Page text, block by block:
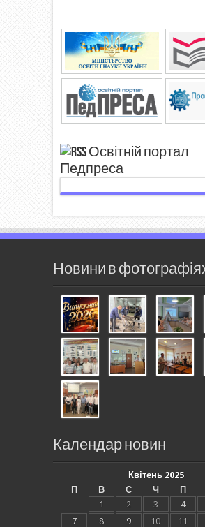
Освітній портал
Педпреса
Новини в
Календар новин
Квітень 2025
П
В С Ч П
1 2 3 4
7
8 9 10 11